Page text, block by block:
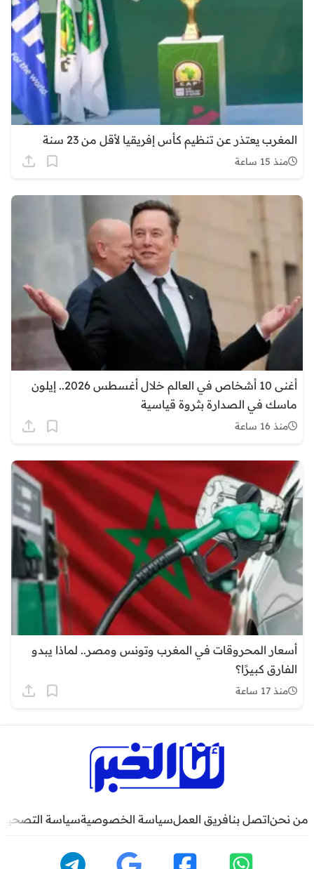
المغرب يعتذر عن تنظيم كأس إفريقيا لأقل من 23 سنة
منذ 15 ساعة
أغنى 10 أشخاص في العالم خلال أغسطس 2026.. إيلون
ماسك في الصدارة بثروة قياسية
منذ 16 ساعة
أسعار المحروقات في المغرب وتونس ومصر.. لماذا يبدو
الفارق كبيرًا؟
منذ 17 ساعة
من نحناتصل بنافريق العملسياسة الخصوصيةسياسة التصحيح